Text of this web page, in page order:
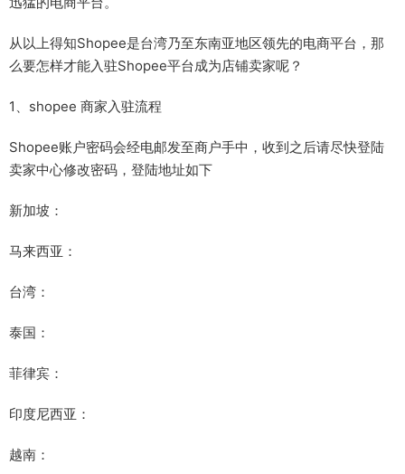
从以上得知Shopee是台湾乃至东南亚地区领先的电商平台，那
么要怎样才能入驻Shopee平台成为店铺卖家呢？
1、shopee 商家入驻流程
Shopee账户密码会经电邮发至商户手中，收到之后请尽快登陆
卖家中心修改密码，登陆地址如下
新加坡：
马来西亚：
台湾：
泰国：
菲律宾：
印度尼西亚：
越南：